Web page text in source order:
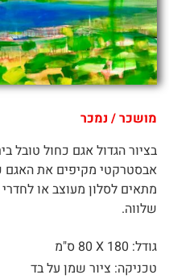
מושכר / נמכר
בציור הגדול אגם כחול טובל
אבסטרקטי מקיפים את האגם
מתאים לסלון מעוצב או
שלווה.
גודל: 180 X
80 ס"מ
טכניקה: ציור שמן על בד